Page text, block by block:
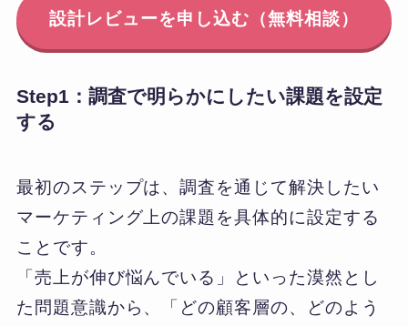
設計レビューを申し込む（無料相談）
Step1：調査で明らかにしたい課題を設定
する
最初のステップは、調査を通じて解決したい
マーケティング上の課題を具体的に設定する
ことです。
「売上が伸び悩んでいる」といった漠然とし
た問題意識から、「どの顧客層の、どのよう